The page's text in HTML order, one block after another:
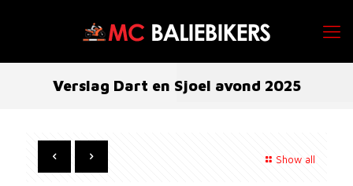
Verslag Dart en Sjoel avond 2025
Show all